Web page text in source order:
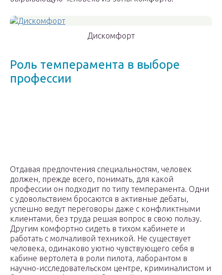
Дискомфорт
Роль темперамента в выборе
профессии
Отдавая предпочтения специальностям, человек
должен, прежде всего, понимать, для какой
профессии он подходит по типу темперамента. Одни
с удовольствием бросаются в активные дебаты,
успешно ведут переговоры даже с конфликтными
клиентами, без труда решая вопрос в свою пользу.
Другим комфортно сидеть в тихом кабинете и
работать с молчаливой техникой. Не существует
человека, одинаково уютно чувствующего себя в
кабине вертолета в роли пилота, лаборантом в
научно-исследовательском центре, криминалистом и